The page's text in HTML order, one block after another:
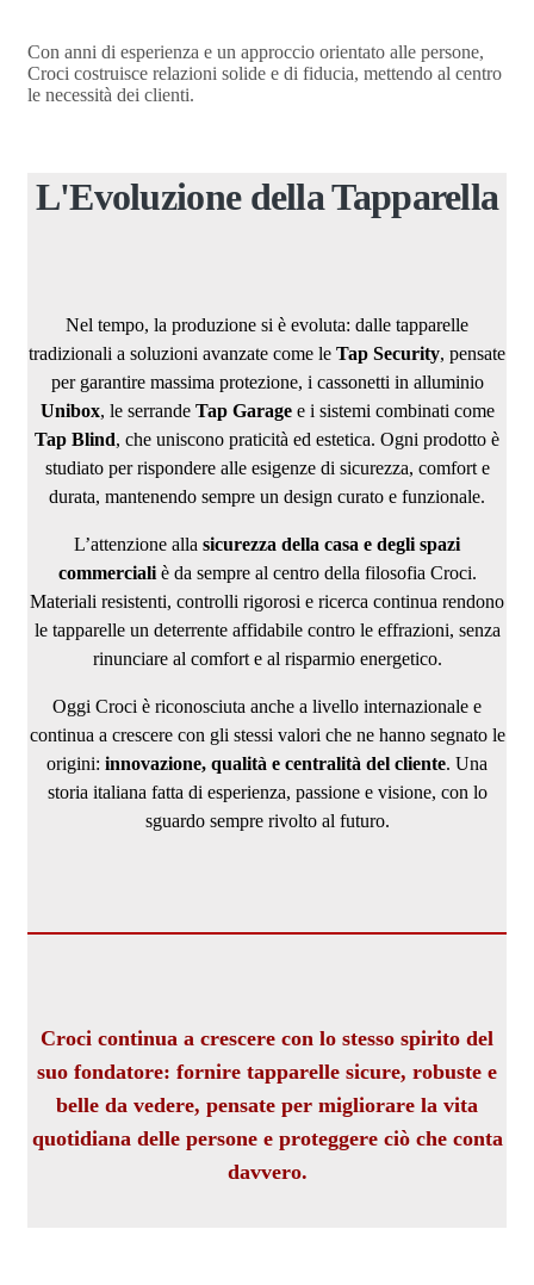
Con anni di esperienza e un approccio orientato alle persone,
Croci costruisce relazioni solide e di fiducia, mettendo al centro
le necessità dei clienti.
L'Evoluzione della Tapparella
Nel tempo, la produzione si è evoluta: dalle tapparelle
tradizionali a soluzioni avanzate come le Tap Security, pensate
per garantire massima protezione, i cassonetti in alluminio
Unibox, le serrande Tap Garagee i sistemi combinati come
Tap Blind, che uniscono praticità ed estetica. Ogni prodotto è
studiato per rispondere alle esigenze di sicurezza, comfort e
durata, mantenendo sempre un design curato e funzionale.
L’attenzione alla sicurezza della casa e degli spazi
commercialiè da sempre al centro della filosofia Croci.
Materiali resistenti, controlli rigorosi e ricerca continua rendono
le tapparelle un deterrente affidabile contro le effrazioni, senza
rinunciare al comfort e al risparmio energetico.
Oggi Croci è riconosciuta anche a livello internazionale e
continua a crescere con gli stessi valori che ne hanno segnato le
origini: innovazione, qualità e centralità del cliente. Una
storia italiana fatta di esperienza, passione e visione, con lo
sguardo sempre rivolto al futuro.
Croci continua a crescere con lo stesso spirito del
suo fondatore: fornire tapparelle sicure, robuste e
belle da vedere, pensate per migliorare la vita
quotidiana delle persone e proteggere ciò che conta
davvero.